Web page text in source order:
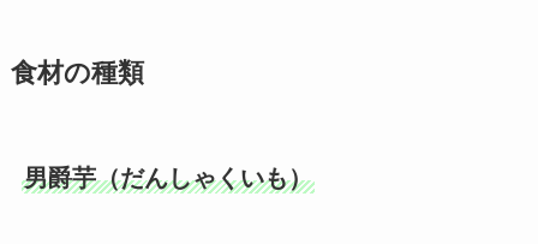
食材の種類
男爵芋（だんしゃくいも）